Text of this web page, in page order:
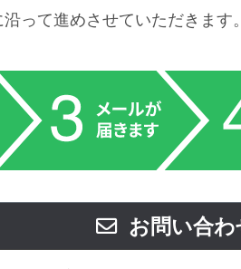
って進めさせていただきます
お問い合わ